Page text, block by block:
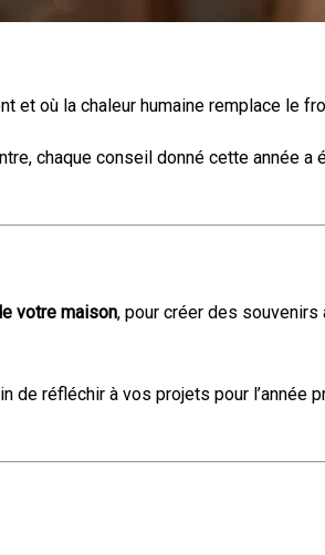
où la chaleur humaine remplace le
chaque conseil donné cette année a
votre maison, pour créer des
réfléchir à vos projets pour l’année